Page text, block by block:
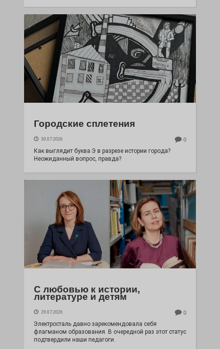
Городские сплетения
30.07.2026 0
Как выглядит буква Э в разрезе истории города?
Неожиданный вопрос, правда?
С любовью к истории,
литературе и детям
29.07.2026 0
Электросталь давно зарекомендовала себя
флагманом образования. В очередной раз этот статус
подтвердили наши педагоги.